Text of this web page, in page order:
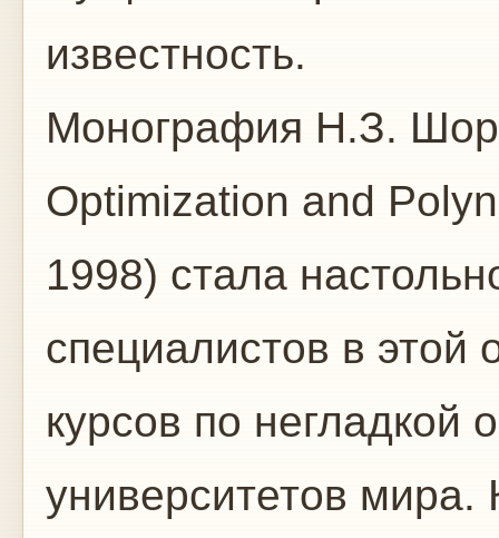
известность.
Монография Н.З.
Optimization and
1998) стала
специалистов в этой
курсов по негладкой
университетов мира.